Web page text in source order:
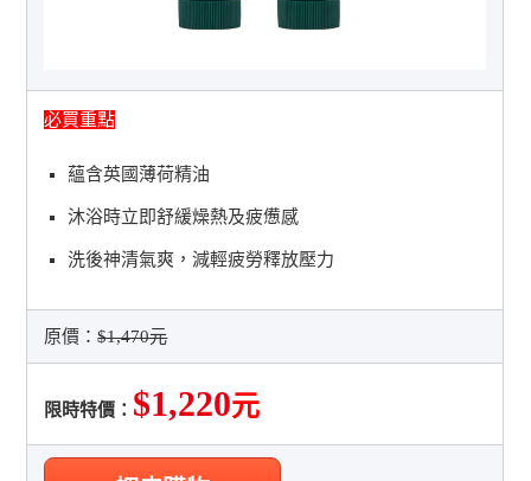
必買重點
蘊含英國薄荷精油
沐浴時立即舒緩燥熱及疲憊感
洗後神清氣爽，減輕疲勞釋放壓力
原價：$1,470元
限時特價： $1,220元